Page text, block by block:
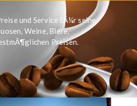
und Service fÃ¼r seine
Weine, Biere,
Preisen.